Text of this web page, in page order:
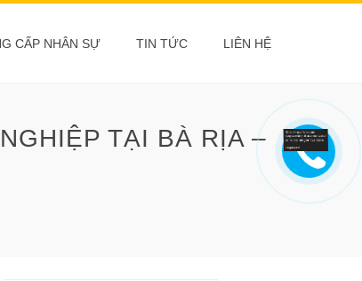
CẤP NHÂN SỰ TIN TỨC LIÊN HỆ
TẠI BÀ RỊA –